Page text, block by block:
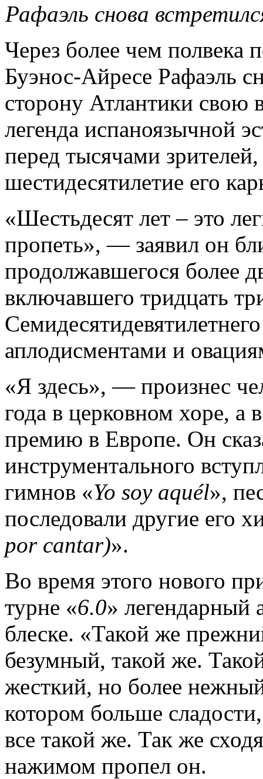
Рафаэль снова
Через более чем полвека
Буэнос-Айресе Рафаэль
сторону Атлантики
легенда испаноязычной
перед тысячами
шестидесятилетие его
«Шестьдесят лет – это
пропеть», — заявил он
продолжавшегося более
включавшего тридцать
аплодисментами и
«Я здесь», — произнес
года в церковном хоре, а
премию в Европе. Он
инструментального
гимнов «Yo soy aquél»,
последовали другие его
por cantar)».
Во время этого нового
турне «6.0» легендарный
блеске. «Такой же
безумный, такой же.
жесткий, но более
котором больше
все такой же. Так же
нажимом пропел он.